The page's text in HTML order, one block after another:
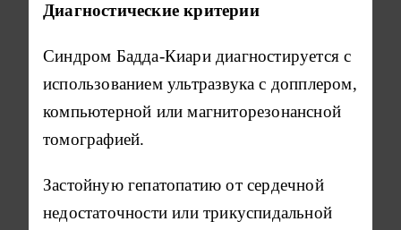
Диагностические критерии
Синдром Бадда-Киари диагностируется с
использованием ультразвука с допплером,
компьютерной или магниторезонансной
томографией.
Застойную гепатопатию от сердечной
недостаточности или трикуспидальной